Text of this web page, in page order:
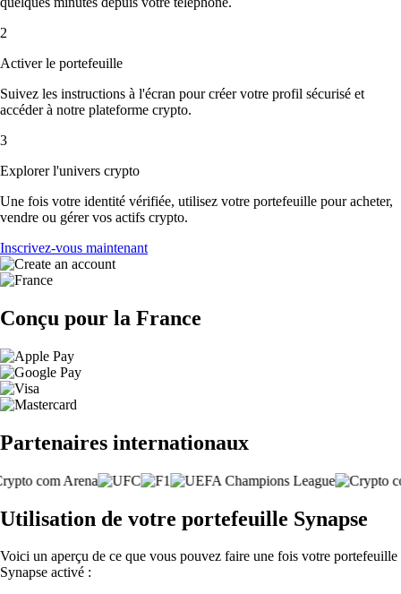
2
Activer le portefeuille
Suivez les instructions à l'écran pour créer votre profil sécurisé et
accéder à notre plateforme crypto.
3
Explorer l'univers crypto
Une fois votre identité vérifiée, utilisez votre portefeuille pour acheter,
vendre ou gérer vos actifs crypto.
Inscrivez-vous maintenant
Conçu pour la France
Partenaires internationaux
Utilisation de votre portefeuille Synapse
Voici un aperçu de ce que vous pouvez faire une fois votre portefeuille
Synapse activé :